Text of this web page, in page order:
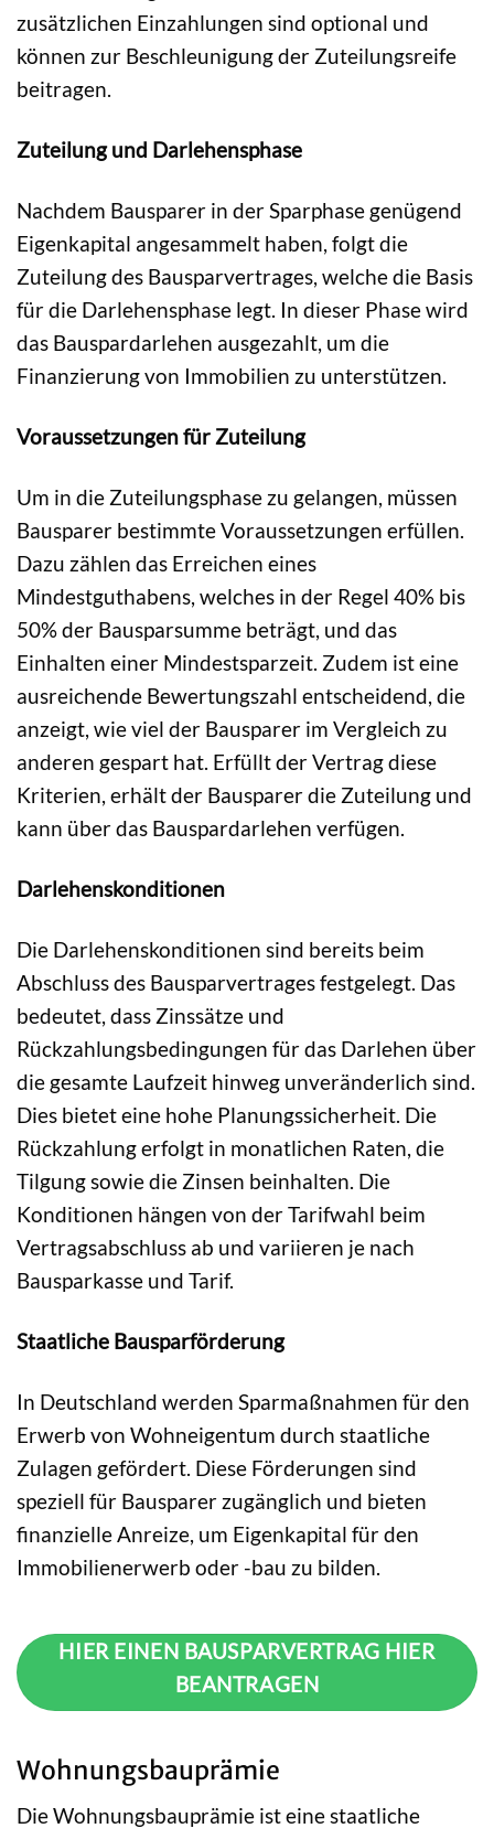
zusätzlichen Einzahlungen sind optional und
können zur Beschleunigung der Zuteilungsreife
beitragen.
Zuteilung und Darlehensphase
Nachdem Bausparer in der Sparphase genügend
Eigenkapital angesammelt haben, folgt die
Zuteilung des Bausparvertrages, welche die Basis
für die Darlehensphase legt. In dieser Phase wird
das Bauspardarlehen ausgezahlt, um die
Finanzierung von Immobilien zu unterstützen.
Voraussetzungen für Zuteilung
Um in die Zuteilungsphase zu gelangen, müssen
Bausparer bestimmte Voraussetzungen erfüllen.
Dazu zählen das Erreichen eines
Mindestguthabens, welches in der Regel 40% bis
50% der Bausparsumme beträgt, und das
Einhalten einer Mindestsparzeit. Zudem ist eine
ausreichende Bewertungszahl entscheidend, die
anzeigt, wie viel der Bausparer im Vergleich zu
anderen gespart hat. Erfüllt der Vertrag diese
Kriterien, erhält der Bausparer die Zuteilung und
kann über das Bauspardarlehen verfügen.
Darlehenskonditionen
Die Darlehenskonditionen sind bereits beim
Abschluss des Bausparvertrages festgelegt. Das
bedeutet, dass Zinssätze und
Rückzahlungsbedingungen für das Darlehen über
die gesamte Laufzeit hinweg unveränderlich sind.
Dies bietet eine hohe Planungssicherheit. Die
Rückzahlung erfolgt in monatlichen Raten, die
Tilgung sowie die Zinsen beinhalten. Die
Konditionen hängen von der Tarifwahl beim
Vertragsabschluss ab und variieren je nach
Bausparkasse und Tarif.
Staatliche Bausparförderung
In Deutschland werden Sparmaßnahmen für den
Erwerb von Wohneigentum durch staatliche
Zulagen gefördert. Diese Förderungen sind
speziell für Bausparer zugänglich und bieten
finanzielle Anreize, um Eigenkapital für den
Immobilienerwerb oder -bau zu bilden.
HIER EINEN BAUSPARVERTRAG HIER
BEANTRAGEN
Wohnungsbauprämie
Die Wohnungsbauprämie ist eine staatliche